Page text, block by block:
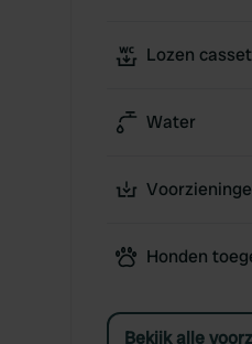
Lozen
Water
Honden
Bekijk alle